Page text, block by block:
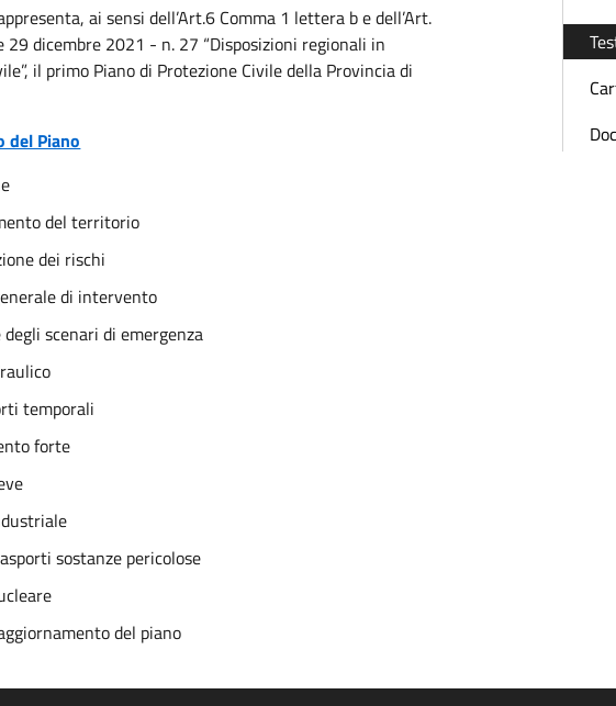
ai sensi dell’Art.6 Comma 1 lettera b e dell’Art.
29 dicembre 2021 - n. 27 “Disposizioni regionali in
il primo Piano di Protezione Civile della Provincia di
del Piano
del territorio
dei rischi
di intervento
scenari di emergenza
temporali
forte
sostanze pericolose
del piano